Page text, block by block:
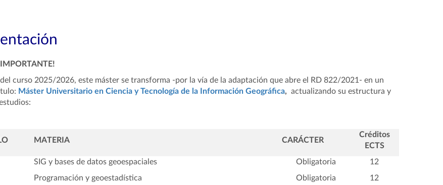
curso 2025/2026, este máster se transforma -por la vía de la adaptación que abre el RD 822/2021- en un
Máster Universitario en Ciencia y Tecnología de la Información Geográfica, actualizando su estructura y
MATERIA CARÁCTER
Créditos
ECTS
SIG y bases de datos geoespaciales Obligatoria
12
Programación y geoestadística
Obligatoria
12